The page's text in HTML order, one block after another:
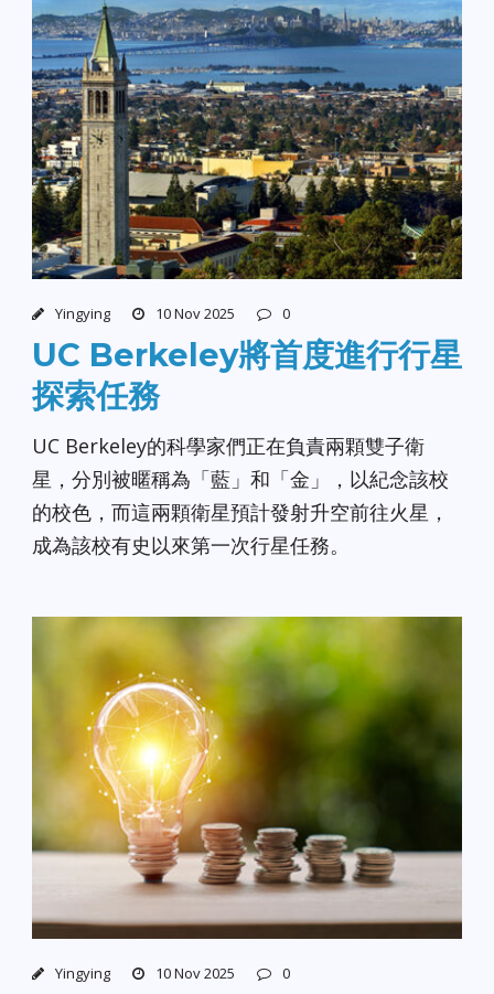
Yingying 10 Nov 2025 0
UC Berkeley將首度進行行星
探索任務
UC Berkeley的科學家們正在負責兩顆雙子衛
星，分別被暱稱為「藍」和「金」，以紀念該校
的校色，而這兩顆衛星預計發射升空前往火星，
成為該校有史以來第一次行星任務。
Yingying 10 Nov 2025 0